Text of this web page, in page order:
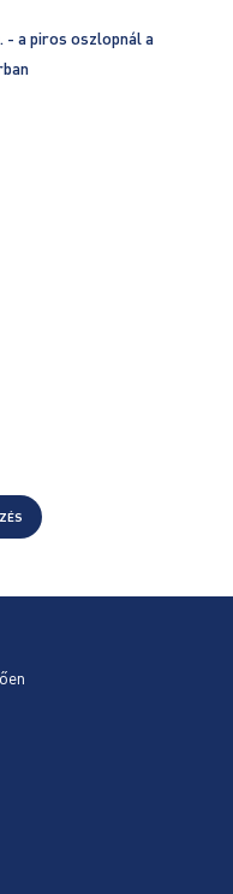
- a piros oszlopnál a